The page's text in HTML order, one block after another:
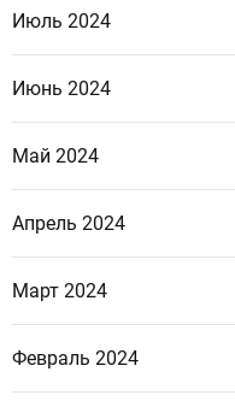
Июль 2024
Июнь 2024
Май 2024
Апрель 2024
Март 2024
Февраль 2024